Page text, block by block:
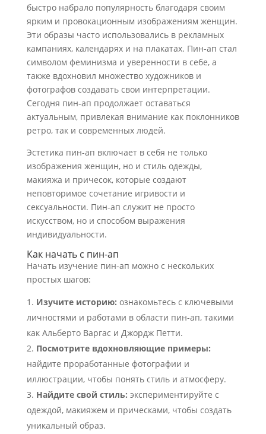
быстро набрало популярность благодаря своим
ярким и провокационным изображениям женщин.
Эти образы часто использовались в рекламных
кампаниях, календарях и на плакатах. Пин-ап стал
символом феминизма и уверенности в себе, а
также вдохновил множество художников и
фотографов создавать свои интерпретации.
Сегодня пин-ап продолжает оставаться
актуальным, привлекая внимание как поклонников
ретро, так и современных людей.
Эстетика пин-ап включает в себя не только
изображения женщин, но и стиль одежды,
макияжа и причесок, которые создают
неповторимое сочетание игривости и
сексуальности. Пин-ап служит не просто
искусством, но и способом выражения
индивидуальности.
Как начать с пин-ап
Начать изучение пин-ап можно с нескольких
простых шагов:
Изучите историю: ознакомьтесь с ключевыми
личностями и работами в области пин-ап, такими
как Альберто Варгас и Джордж Петти.
Посмотрите вдохновляющие примеры:
найдите проработанные фотографии и
иллюстрации, чтобы понять стиль и атмосферу.
Найдите свой стиль: экспериментируйте с
одеждой, макияжем и прическами, чтобы создать
уникальный образ.